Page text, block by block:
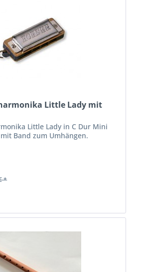
Little Lady mit
Little Lady in C Dur Mini
Band zum Umhängen.
*